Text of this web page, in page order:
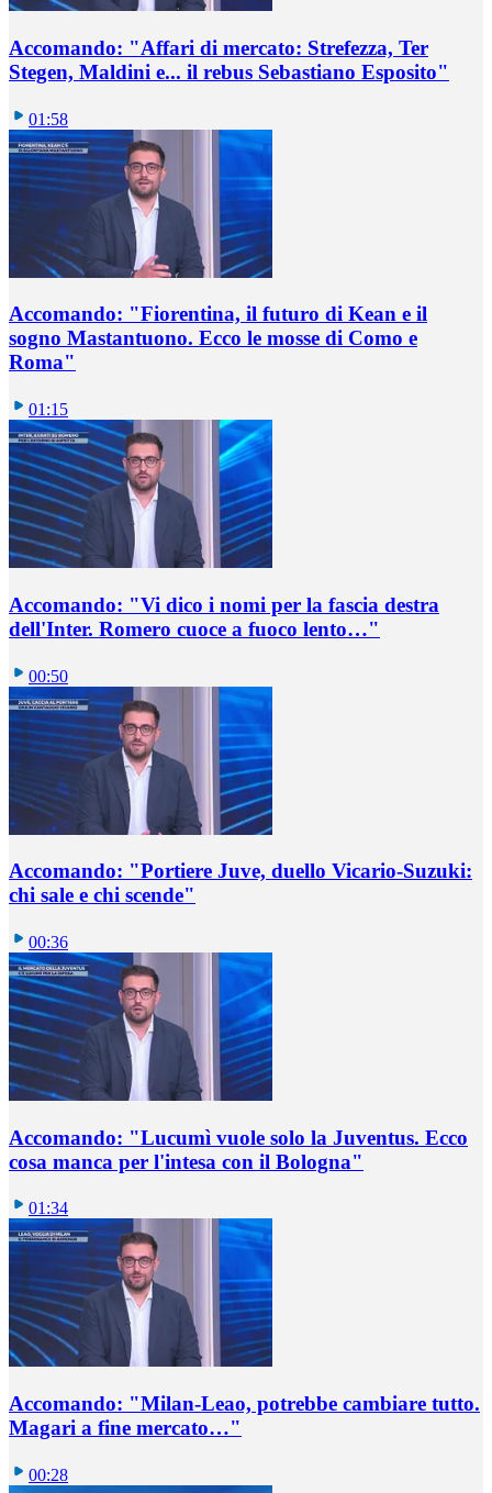
Accomando: "Affari di mercato: Strefezza, Ter
Stegen, Maldini e... il rebus Sebastiano Esposito"
01:58
Accomando: "Fiorentina, il futuro di Kean e il
sogno Mastantuono. Ecco le mosse di Como e
Roma"
01:15
Accomando: "Vi dico i nomi per la fascia destra
dell'Inter. Romero cuoce a fuoco lento…"
00:50
Accomando: "Portiere Juve, duello Vicario-Suzuki:
chi sale e chi scende"
00:36
Accomando: "Lucumì vuole solo la Juventus. Ecco
cosa manca per l'intesa con il Bologna"
01:34
Accomando: "Milan-Leao, potrebbe cambiare tutto.
Magari a fine mercato…"
00:28